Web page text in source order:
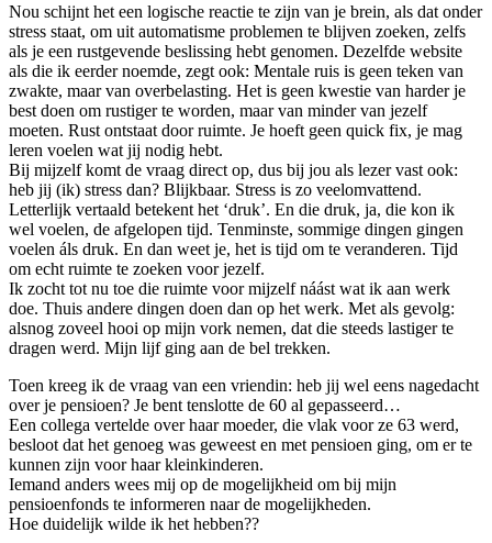
Nou schijnt het een logische reactie te zijn van je brein, als dat onder
stress staat, om uit automatisme problemen te blijven zoeken, zelfs
als je een rustgevende beslissing hebt genomen. Dezelfde website
als die ik eerder noemde, zegt ook: Mentale ruis is geen teken van
zwakte, maar van overbelasting. Het is geen kwestie van harder je
best doen om rustiger te worden, maar van minder van jezelf
moeten. Rust ontstaat door ruimte. Je hoeft geen quick fix, je mag
leren voelen wat jij nodig hebt.
Bij mijzelf komt de vraag direct op, dus bij jou als lezer vast ook:
heb jij (ik) stress dan? Blijkbaar. Stress is zo veelomvattend.
Letterlijk vertaald betekent het ‘druk’. En die druk, ja, die kon ik
wel voelen, de afgelopen tijd. Tenminste, sommige dingen gingen
voelen áls druk. En dan weet je, het is tijd om te veranderen. Tijd
om echt ruimte te zoeken voor jezelf.
Ik zocht tot nu toe die ruimte voor mijzelf náást wat ik aan werk
doe. Thuis andere dingen doen dan op het werk. Met als gevolg:
alsnog zoveel hooi op mijn vork nemen, dat die steeds lastiger te
dragen werd. Mijn lijf ging aan de bel trekken.
Toen kreeg ik de vraag van een vriendin: heb jij wel eens nagedacht
over je pensioen? Je bent tenslotte de 60 al gepasseerd…
Een collega vertelde over haar moeder, die vlak voor ze 63 werd,
besloot dat het genoeg was geweest en met pensioen ging, om er te
kunnen zijn voor haar kleinkinderen.
Iemand anders wees mij op de mogelijkheid om bij mijn
pensioenfonds te informeren naar de mogelijkheden.
Hoe duidelijk wilde ik het hebben??